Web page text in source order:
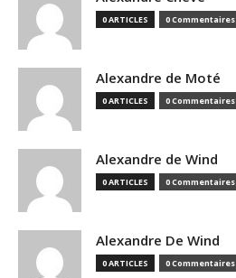
0 ARTICLES 0 Commentaires
Alexandre de Moté
0 ARTICLES 0 Commentaires
Alexandre de Wind
0 ARTICLES 0 Commentaires
Alexandre De Wind
0 ARTICLES 0 Commentaires